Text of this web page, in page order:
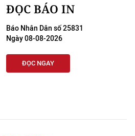
ĐỌC BÁO IN
Báo Nhân Dân số 25831
Ngày 08-08-2026
ĐỌC NGAY